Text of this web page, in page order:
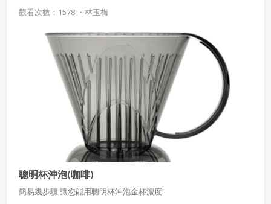
積近50公頃，花海景觀區面積約30公頃，呈現具生態性與壯觀耀眼
的大地景觀。今年花海設計突破以往，以田區為單位，以孔雀造型
之全新視覺創意為主體，在主展區有孔雀頭部為意象之立體花卉裝
飾、大地之眼的裝置藝術以及孔雀羽毛意象的新社花海花牆，22公
頃的花海景觀區則以各色波斯菊、油菜及百日草等大面積灑播呈現
孔雀美麗斑斕的羽毛，並以主題展館點綴其中。
觀看次數：1578 ・ 林玉梅
聰明杯沖泡(咖啡)
簡易幾步驟,讓您能用聰明杯沖泡金杯濃度!